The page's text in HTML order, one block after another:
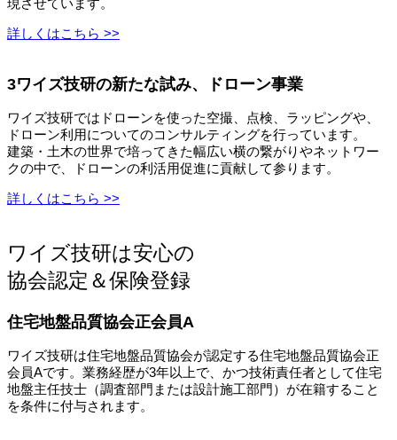
現させています。
詳しくはこちら >>
3ワイズ技研の新たな試み、ドローン事業
ワイズ技研ではドローンを使った空撮、点検、ラッピングや、
ドローン利用についてのコンサルティングを行っています。
建築・土木の世界で培ってきた幅広い横の繋がりやネットワー
クの中で、ドローンの利活用促進に貢献して参ります。
詳しくはこちら >>
ワイズ技研は安心の
協会認定＆保険登録
住宅地盤品質協会正会員A
ワイズ技研は住宅地盤品質協会が認定する住宅地盤品質協会正
会員Aです。業務経歴が3年以上で、かつ技術責任者として住宅
地盤主任技士（調査部門または設計施工部門）が在籍すること
を条件に付与されます。